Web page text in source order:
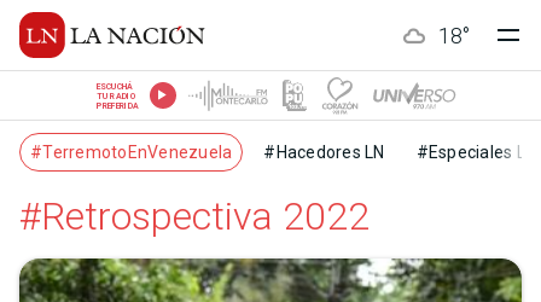
18°
ESCUCHÁ
TU RADIO
PREFERIDA
#TerremotoEnVenezuela #Hacedores LN #Especiales LN
#Retrospectiva 2022